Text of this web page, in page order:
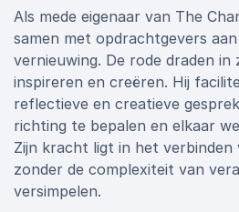
Als mede eigenaar van The
samen met opdrachtgevers
vernieuwing. De rode draden in
inspireren en creëren. Hij
reflectieve en creatieve
richting te bepalen en elkaar
Zijn kracht ligt in het verbinden
zonder de complexiteit van
versimpelen.